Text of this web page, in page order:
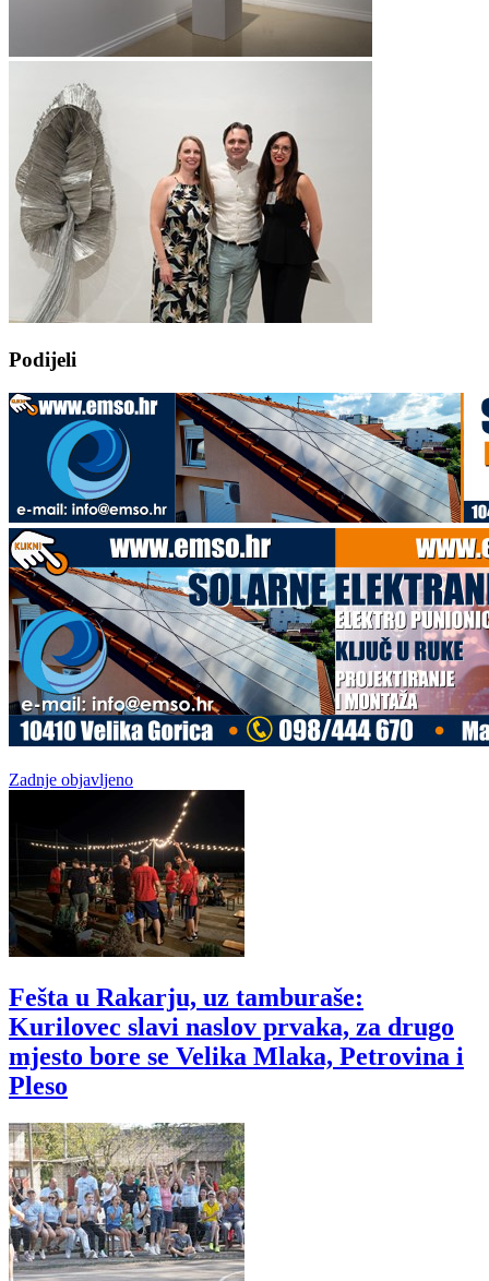
Podijeli
Zadnje objavljeno
Fešta u Rakarju, uz tamburaše:
Kurilovec slavi naslov prvaka, za drugo
mjesto bore se Velika Mlaka, Petrovina i
Pleso